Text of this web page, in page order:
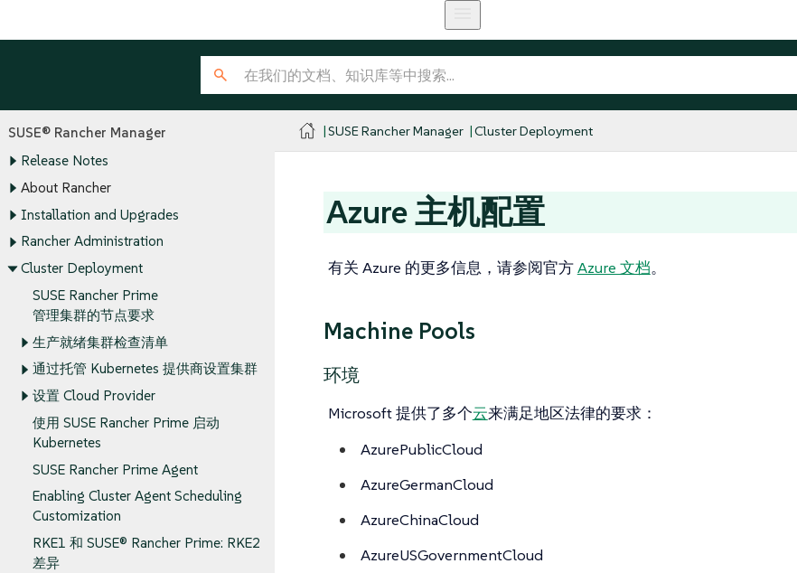
SUSE® Rancher Manager
Release Notes
About Rancher
Installation and Upgrades
Rancher Administration
Cluster Deployment
SUSE Rancher Prime
管理集群的节点要求
生产就绪集群检查清单
通过托管 Kubernetes 提供商设置集群
设置 Cloud Provider
使用 SUSE Rancher Prime 启动
Kubernetes
SUSE Rancher Prime Agent
Enabling Cluster Agent Scheduling
Customization
RKE1 和 SUSE® Rancher Prime: RKE2
差​​异
SUSE Rancher Manager Cluster Deployment
Azure 主机配置
有关 Azure 的更多信息，请参阅官方Azure 文档。
Machine Pools
环境
Microsoft 提供了多个云来满足地区法律的要求：
AzurePublicCloud
AzureGermanCloud
AzureChinaCloud
AzureUSGovernmentCloud